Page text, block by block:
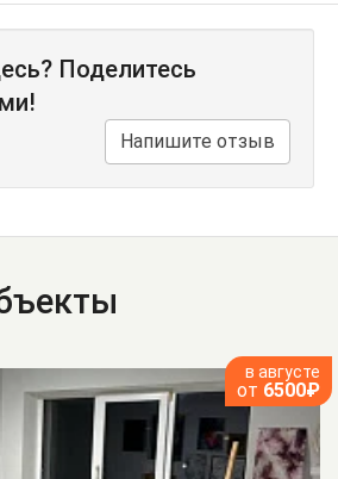
Поделитесь
Напишите отзыв
в августе
от 6500₽